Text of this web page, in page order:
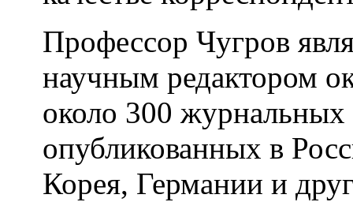
Профессор Чугров
научным редактором
около 300 журнальных
опубликованных в
Корея, Германии и